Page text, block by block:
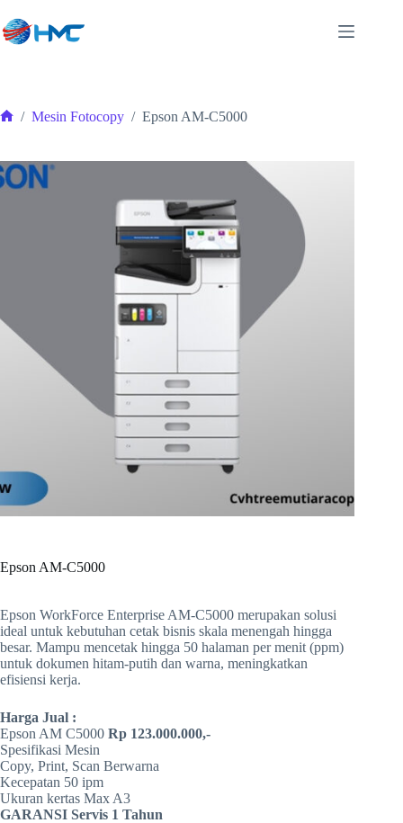
to
content
/ Mesin Fotocopy / Epson AM-C5000
Epson AM-C5000
Epson WorkForce Enterprise AM-C5000 merupakan solusi
ideal untuk kebutuhan cetak bisnis skala menengah hingga
besar. Mampu mencetak hingga 50 halaman per menit (ppm)
untuk dokumen hitam-putih dan warna, meningkatkan
efisiensi kerja.
Harga Jual :
Epson AM C5000 Rp 123.000.000,-
Spesifikasi Mesin
Copy, Print, Scan Berwarna
Kecepatan 50 ipm
Ukuran kertas Max A3
GARANSI Servis 1 Tahun